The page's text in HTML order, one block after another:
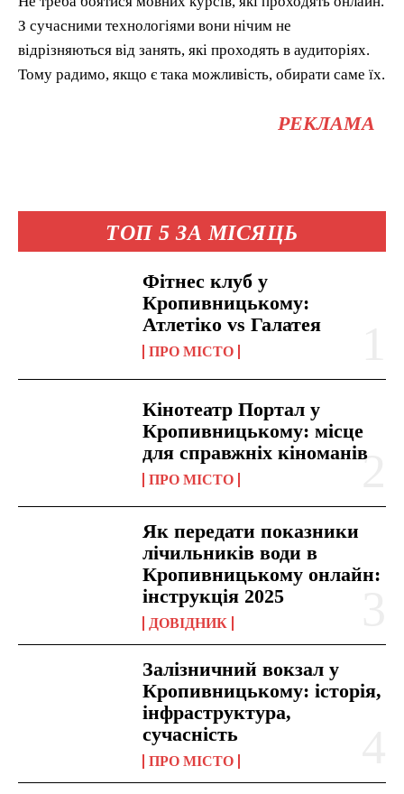
ТОП 5 ЗА МІСЯЦЬ
Фітнес клуб у
Кропивницькому:
Атлетіко vs Галатея
ПРО МІСТО
Кінотеатр Портал у
Кропивницькому: місце
для справжніх кіноманів
ПРО МІСТО
Як передати показники
лічильників води в
Кропивницькому онлайн:
інструкція 2025
ДОВІДНИК
Залізничний вокзал у
Кропивницькому: історія,
інфраструктура,
сучасність
ПРО МІСТО
З сучасними технологіями вони нічим не
відрізняються від занять, які проходять в аудиторіях.
Тому радимо, якщо є така можливість, обирати саме їх.
РЕКЛАМА